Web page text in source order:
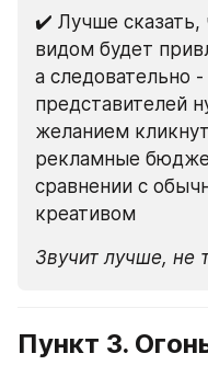
✔️ Лучше
видом будет
а следовательно
представителей
желанием
рекламные
сравнении с
креативом
Звучит лучше, не
Пункт 3.